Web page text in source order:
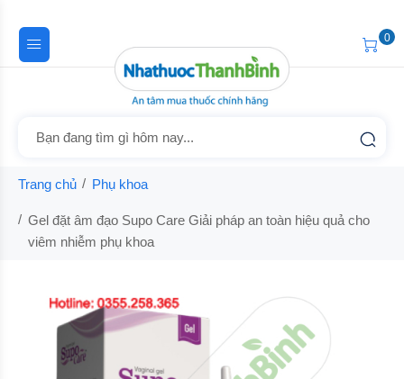
0
Trang chủ Phụ khoa
Gel đặt âm đạo Supo Care Giải pháp an toàn hiệu quả cho
viêm nhiễm phụ khoa